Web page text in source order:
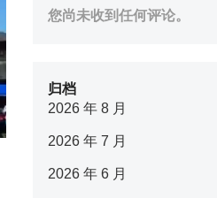
您尚未收到任何评论。
归档
2026 年 8 月
2026 年 7 月
2026 年 6 月